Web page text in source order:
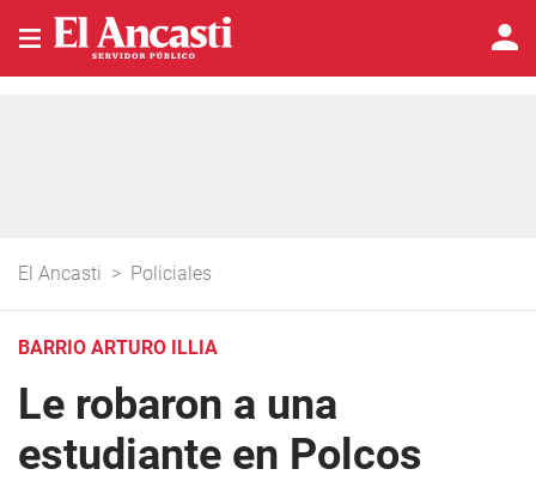
El Ancasti > Policiales
BARRIO ARTURO ILLIA
Le robaron a una
estudiante en Polcos